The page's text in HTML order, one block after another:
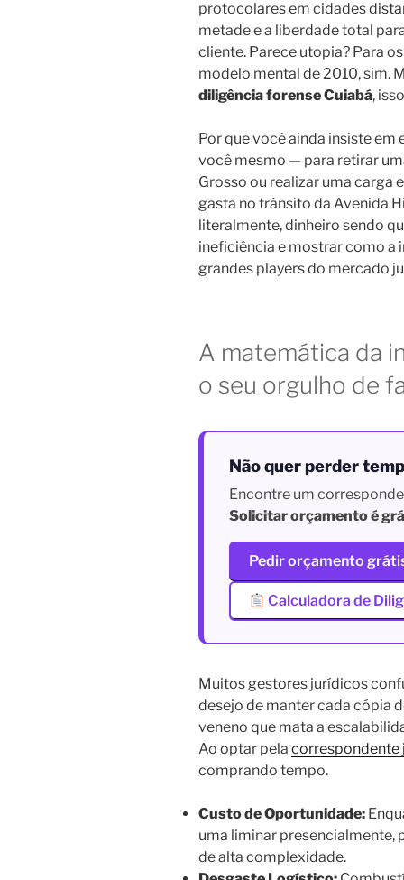
protocolares em cidades
metade e a liberdade total
cliente. Parece utopia? Para
modelo mental de 2010, sim.
diligência forense Cuiabá,
Por que você ainda insiste
você mesmo — para retirar
Grosso ou realizar uma carga
gasta no trânsito da Avenida
literalmente, dinheiro sendo
ineficiência e mostrar como a
grandes players do mercado
A matemática da
o seu orgulho de
Não quer perder
Encontre um
Solicitar orçamento é
Pedir orçamento
Calculadora de
Muitos gestores jurídicos
desejo de manter cada cópia
veneno que mata a
Ao optar pela correspondente
comprando tempo.
Custo de Oportunidade:
uma liminar presencialmente,
de alta complexidade.